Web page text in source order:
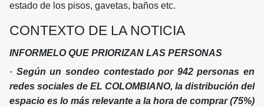
estado de los pisos, gavetas, baños etc.
CONTEXTO DE LA NOTICIA
INFORMELO QUE PRIORIZAN LAS PERSONAS
· Según un sondeo contestado por 942 personas en
redes sociales de EL COLOMBIANO, la distribución del
espacio es lo más relevante a la hora de comprar (75%)